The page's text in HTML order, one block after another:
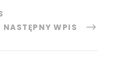
NASTĘPNY WPIS